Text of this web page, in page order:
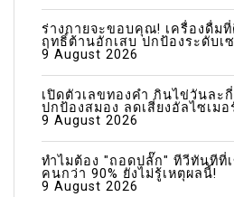
ร่างกายจะขอบคุณ! เครื่องดื่ม
ฤทธิ์ต้านอักเสบ ปกป้องระดับเ
9 August 2026
เปิดตัวเลขทองคำ กินไข่วันละ
ปกป้องสมอง ลดเสี่ยงอัลไซเมอ
9 August 2026
ทำไมต้อง "ถอดปลั๊ก" ทีวีทันทีที่
คนกว่า 90% ยังไม่รู้เหตุผลนี้!
9 August 2026